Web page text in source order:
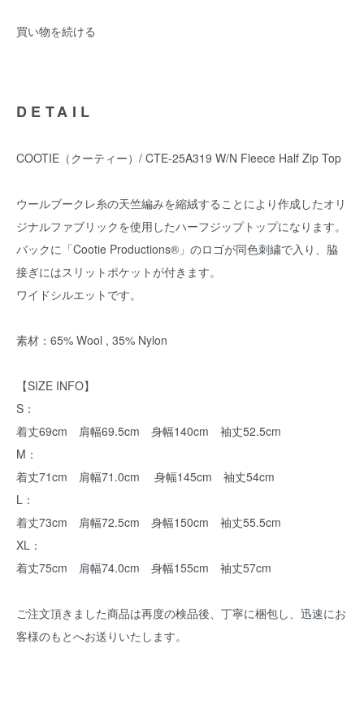
買い物を続ける
DETAIL
COOTIE（クーティー）/ CTE-25A319 W/N Fleece Half Zip Top
ウールブークレ糸の天竺編みを縮絨することにより作成したオリ
ジナルファブリックを使用したハーフジップトップになります。
バックに「Cootie Productions®︎」のロゴが同色刺繍で入り、脇
接ぎにはスリットポケットが付きます。
ワイドシルエットです。
素材：65% Wool , 35% Nylon
【SIZE INFO】
S：
着丈69cm 肩幅69.5cm 身幅140cm 袖丈52.5cm
M：
着丈71cm 肩幅71.0cm 身幅145cm 袖丈54cm
L：
着丈73cm 肩幅72.5cm 身幅150cm 袖丈55.5cm
XL：
着丈75cm 肩幅74.0cm 身幅155cm 袖丈57cm
ご注文頂きました商品は再度の検品後、丁寧に梱包し、迅速にお
客様のもとへお送りいたします。